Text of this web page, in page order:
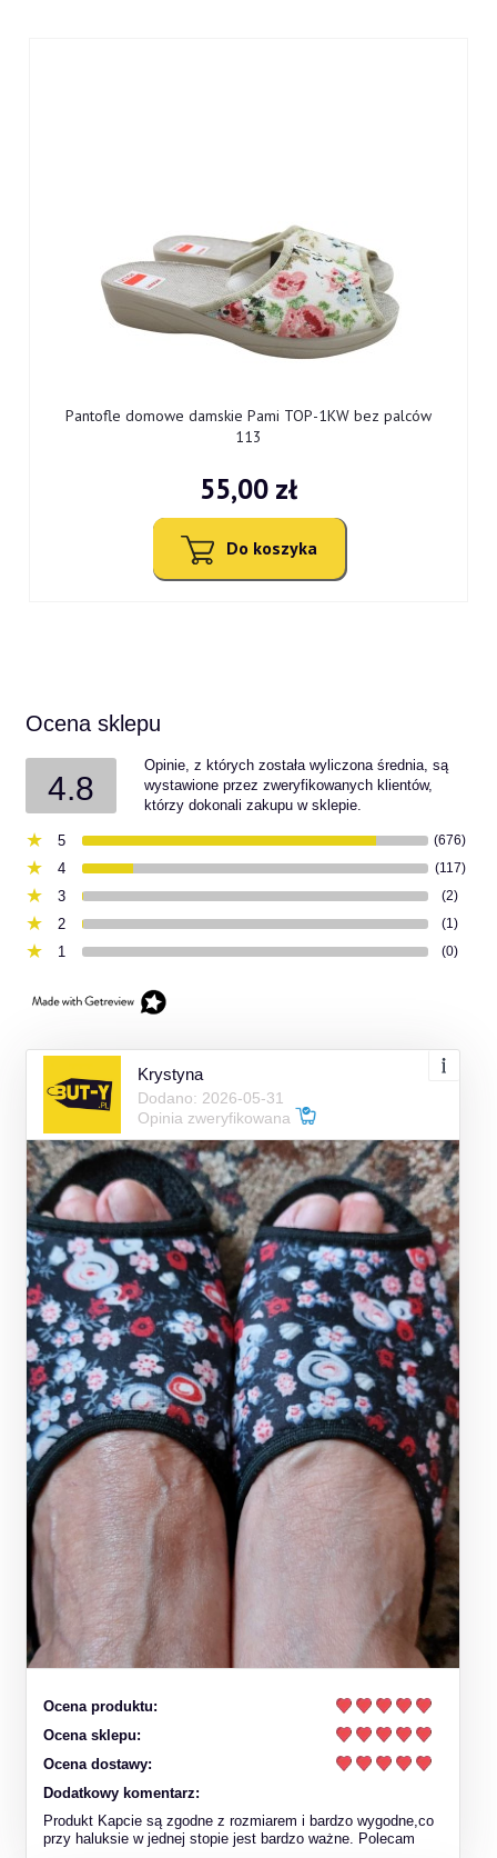
Pantofle domowe damskie Pami TOP-1KW bez palców
113
55,00 zł
Do koszyka
Ocena sklepu
4.8
Opinie, z których została wyliczona średnia, są
wystawione przez zweryfikowanych klientów,
którzy dokonali zakupu w sklepie.
5 (676)
4 (117)
3 (2)
2 (1)
1 (0)
Krystyna
Dodano: 2026-05-31
Opinia zweryfikowana
Ocena produktu:
Ocena sklepu:
Ocena dostawy:
Dodatkowy komentarz:
Produkt Kapcie są zgodne z rozmiarem i bardzo wygodne,co
przy haluksie w jednej stopie jest bardzo ważne. Polecam